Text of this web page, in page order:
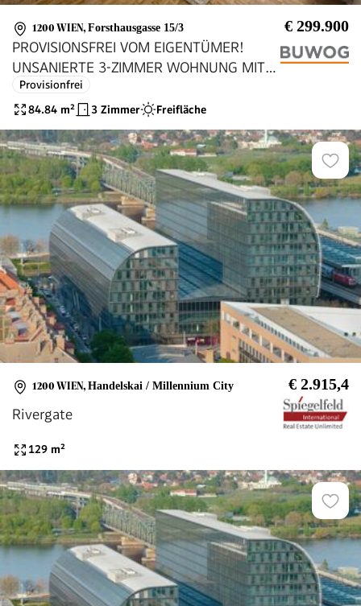
1200 WIEN, Forsthausgasse 15/3 € 299.900
PROVISIONSFREI VOM EIGENTÜMER!
UNSANIERTE 3-ZIMMER WOHNUNG MIT
WINTERGARTEN!
Provisionfrei
84.84 m² 3 Zimmer Freifläche
1200 WIEN, Handelskai / Millennium City € 2.915,4
Rivergate
129 m²